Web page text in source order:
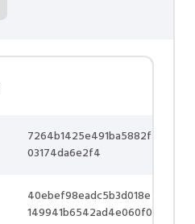
7264b1425e491ba5882f
03174da6e2f4
40ebef98eadc5b3d018e
149941b6542ad4e060f0